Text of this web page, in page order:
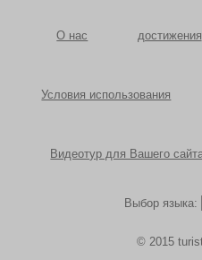
О нас достижения
Условия использования
Видеотур для Вашего
Выбор языка:
© 2015